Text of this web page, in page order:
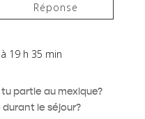
Réponse
19 h 35 min
partie au mexique?
le séjour?